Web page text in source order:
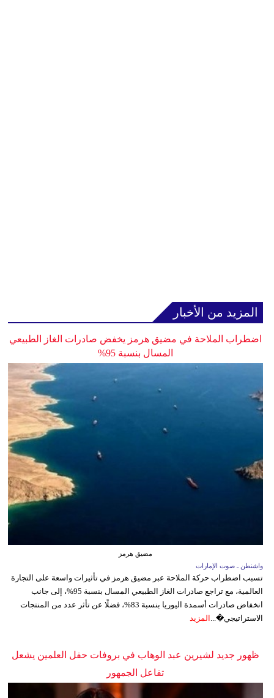
المزيد من الأخبار
اضطراب الملاحة في مضيق هرمز يخفض صادرات الغاز الطبيعي
المسال بنسبة 95%
مضيق هرمز
واشنطن ـ صوت الإمارات
تسبب اضطراب حركة الملاحة عبر مضيق هرمز في تأثيرات واسعة على التجارة
العالمية، مع تراجع صادرات الغاز الطبيعي المسال بنسبة 95%، إلى جانب
انخفاض صادرات أسمدة اليوريا بنسبة 83%، فضلًا عن تأثر عدد من المنتجات
الاستراتيجي�... المزيد
ظهور جديد لشيرين عبد الوهاب في بروفات حفل العلمين يشعل
تفاعل الجمهور